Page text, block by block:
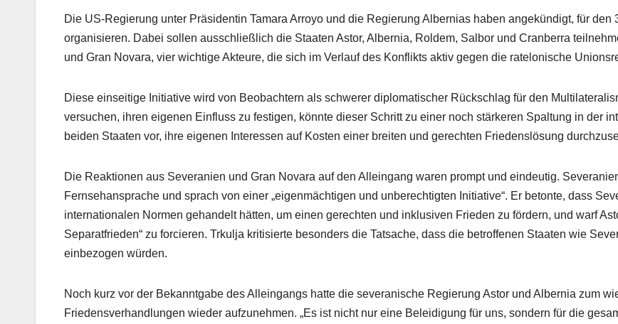
Die US-Regierung unter Präsidentin Tamara Arroyo und die Regierung Albernias haben angekündigt, für
organisieren. Dabei sollen ausschließlich die Staaten Astor, Albernia, Roldem, Salbor und Cranberra
und Gran Novara, vier wichtige Akteure, die sich im Verlauf des Konflikts aktiv gegen die ratelonische
Diese einseitige Initiative wird von Beobachtern als schwerer diplomatischer Rückschlag für den
versuchen, ihren eigenen Einfluss zu festigen, könnte dieser Schritt zu einer noch stärkeren Spaltung in der
beiden Staaten vor, ihre eigenen Interessen auf Kosten einer breiten und gerechten Friedenslösung
Die Reaktionen aus Severanien und Gran Novara auf den Alleingang waren prompt und eindeutig.
Fernsehansprache und sprach von einer „eigenmächtigen und unberechtigten Initiative“. Er betonte, dass
internationalen Normen gehandelt hätten, um einen gerechten und inklusiven Frieden zu fördern, und warf
Separatfrieden“ zu forcieren. Trkulja kritisierte besonders die Tatsache, dass die betroffenen Staaten wie
einbezogen würden.
Noch kurz vor der Bekanntgabe des Alleingangs hatte die severanische Regierung Astor und Albernia zum
Friedensverhandlungen wieder aufzunehmen. „Es ist nicht nur eine Beleidigung für uns, sondern für die